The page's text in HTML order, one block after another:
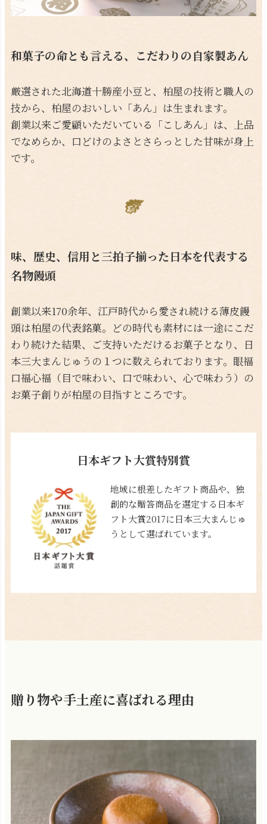
和菓子の命とも言える、こだわりの自家製あん
厳選された北海道十勝産小豆と、柏屋の技術と職人の
技から、柏屋のおいしい「あん」は生まれます。
創業以来ご愛顧いただいている「こしあん」は、上品
でなめらか、口どけのよさとさらっとした甘味が身上
です。
味、歴史、信用と三拍子揃った日本を代表する
名物饅頭
創業以来170余年、江戸時代から愛され続ける薄皮饅
頭は柏屋の代表銘菓。どの時代も素材には一途にこだ
わり続けた結果、ご支持いただけるお菓子となり、日
本三大まんじゅうの１つに数えられております。眼福
口福心福（目で味わい、口で味わい、心で味わう）の
お菓子創りが柏屋の目指すところです。
日本ギフト大賞特別賞
地域に根差したギフト商品や、独
創的な贈答商品を選定する日本ギ
フト大賞2017に日本三大まんじゅ
うとして選ばれています。
贈り物や手土産に喜ばれる理由